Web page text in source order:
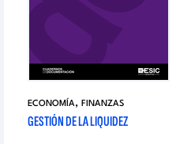
ECONOMÍA, FINANZAS
GESTIÓN DE LA LIQUIDEZ